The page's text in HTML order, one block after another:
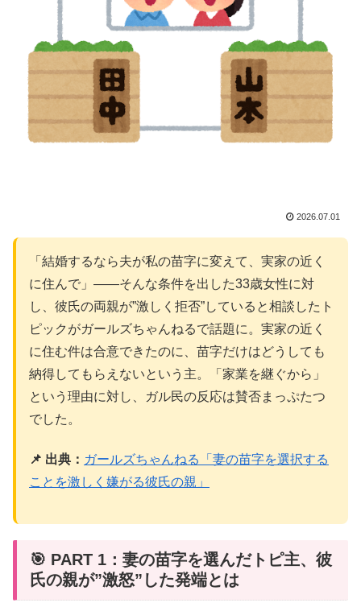
2026.07.01
「結婚するなら夫が私の苗字に変えて、実家の近く
に住んで」――そんな条件を出した33歳女性に対
し、彼氏の両親が”激しく拒否”していると相談したト
ピックがガールズちゃんねるで話題に。実家の近く
に住む件は合意できたのに、苗字だけはどうしても
納得してもらえないという主。「家業を継ぐから」
という理由に対し、ガル民の反応は賛否まっぷたつ
でした。
📌 出典： ガールズちゃんねる「妻の苗字を選択する
ことを激しく嫌がる彼氏の親」
🎯 PART 1：妻の苗字を選んだトピ主、彼
氏の親が”激怒”した発端とは